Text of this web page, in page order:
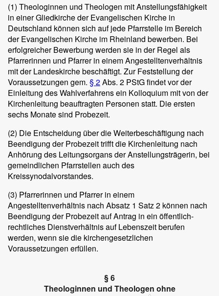
(1) Theologinnen und Theologen mit Anstellungsfähigkeit
in einer Gliedkirche der Evangelischen Kirche in
Deutschland können sich auf jede Pfarrstelle im Bereich
der Evangelischen Kirche im Rheinland bewerben. Bei
erfolgreicher Bewerbung werden sie in der Regel als
Pfarrerinnen und Pfarrer in einem Angestelltenverhältnis
mit der Landeskirche beschäftigt. Zur Feststellung der
Voraussetzungen gem. § 2Abs. 2 PStG findet vor der
Einleitung des Wahlverfahrens ein Kolloquium mit von der
Kirchenleitung beauftragten Personen statt. Die ersten
sechs Monate sind Probezeit.
(2) Die Entscheidung über die Weiterbeschäftigung nach
Beendigung der Probezeit trifft die Kirchenleitung nach
Anhörung des Leitungsorgans der Anstellungsträgerin, bei
gemeindlichen Pfarrstellen auch des
Kreissynodalvorstandes.
(3) Pfarrerinnen und Pfarrer in einem
Angestelltenverhältnis nach Absatz 1 Satz 2 können nach
Beendigung der Probezeit auf Antrag in ein öffentlich-
rechtliches Dienstverhältnis auf Lebenszeit berufen
werden, wenn sie die kirchengesetzlichen
Voraussetzungen erfüllen.
§ 6
Theologinnen und Theologen ohne